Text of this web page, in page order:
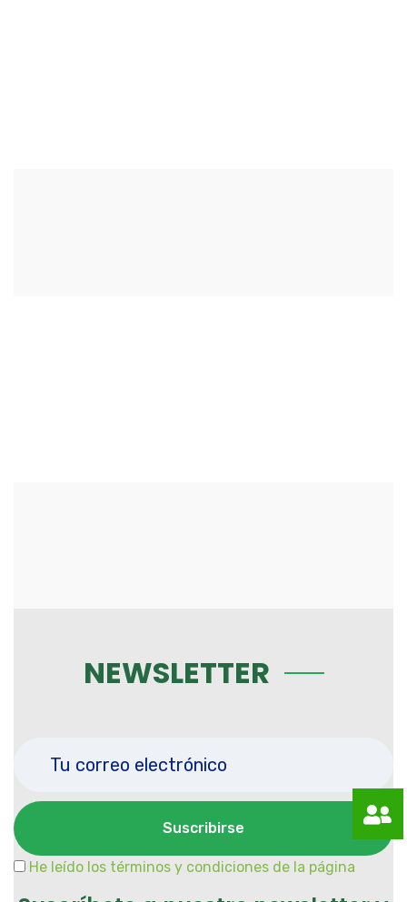
NEWSLETTER
He leído los términos y condiciones de la página